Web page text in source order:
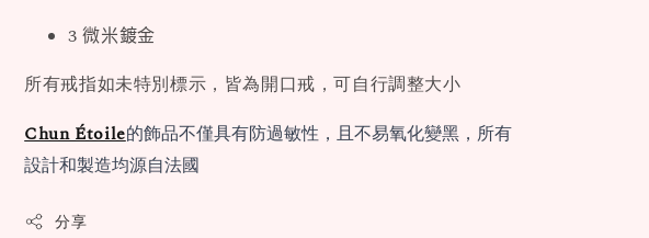
3 微米鍍金
所有戒指如未特別標示，皆為開口戒，可自行調整大小
Chun Étoile的飾品不僅具有防過敏性，且不易氧化變黑，所有
設計和製造均源自法國
分享